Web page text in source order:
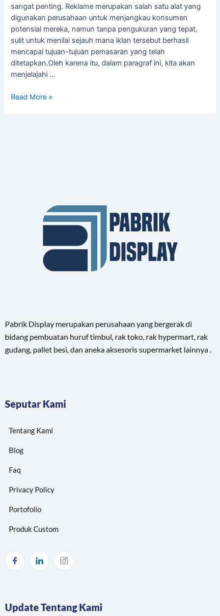
sangat penting. Reklame merupakan salah satu alat yang
digunakan perusahaan untuk menjangkau konsumen
potensial mereka, namun tanpa pengukuran yang tepat,
sulit untuk menilai sejauh mana iklan tersebut berhasil
mencapai tujuan-tujuan pemasaran yang telah
ditetapkan.Oleh karena itu, dalam paragraf ini, kita akan
menjelajahi …
Read More »
Pabrik Display merupakan perusahaan yang bergerak di
bidang pembuatan huruf timbul, rak toko, rak hypermart, rak
gudang, pallet besi, dan aneka aksesoris supermarket lainnya .
Seputar Kami
Tentang Kami
Blog
Faq
Privacy Policy
Portofolio
Produk Custom
Update Tentang Kami